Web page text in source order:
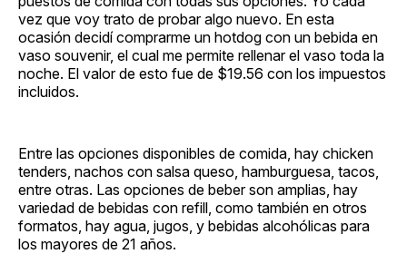
vez que voy trato de probar algo nuevo. En esta
ocasión decidí comprarme un hotdog con un bebida en
vaso souvenir, el cual me permite rellenar el vaso toda la
noche. El valor de esto fue de $19.56 con los impuestos
incluidos.
Entre las opciones disponibles de comida, hay chicken
tenders, nachos con salsa queso, hamburguesa, tacos,
entre otras. Las opciones de beber son amplias, hay
variedad de bebidas con refill, como también en otros
formatos, hay agua, jugos, y bebidas alcohólicas para
los mayores de 21 años.